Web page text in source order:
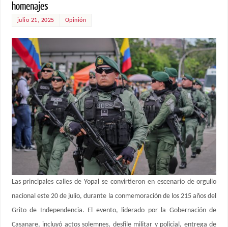
homenajes
julio 21, 2025 Opinión
Las principales calles de Yopal se convirtieron en escenario de orgullo
nacional este 20 de julio, durante la conmemoración de los 215 años del
Grito de Independencia. El evento, liderado por la Gobernación de
Casanare, incluyó actos solemnes, desfile militar y policial, entrega de